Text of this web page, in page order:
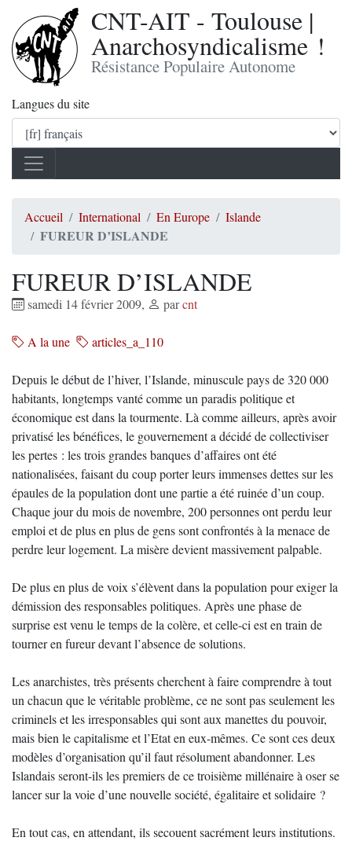
CNT-AIT - Toulouse |
Anarchosyndicalisme !
Résistance Populaire Autonome
Langues du site
Accueil International En Europe Islande
FUREUR D’ISLANDE
FUREUR D’ISLANDE
samedi 14 février 2009, parcnt
A la une articles_a_110
Depuis le début de l’hiver, l’Islande, minuscule pays de 320 000
habitants, longtemps vanté comme un paradis politique et
économique est dans la tourmente. Là comme ailleurs, après avoir
privatisé les bénéfices, le gouvernement a décidé de collectiviser
les pertes : les trois grandes banques d’affaires ont été
nationalisées, faisant du coup porter leurs immenses dettes sur les
épaules de la population dont une partie a été ruinée d’un coup.
Chaque jour du mois de novembre, 200 personnes ont perdu leur
emploi et de plus en plus de gens sont confrontés à la menace de
perdre leur logement. La misère devient massivement palpable.
De plus en plus de voix s’élèvent dans la population pour exiger la
démission des responsables politiques. Après une phase de
surprise est venu le temps de la colère, et celle-ci est en train de
tourner en fureur devant l’absence de solutions.
Les anarchistes, très présents cherchent à faire comprendre à tout
un chacun que le véritable problème, ce ne sont pas seulement les
criminels et les irresponsables qui sont aux manettes du pouvoir,
mais bien le capitalisme et l’Etat en eux-mêmes. Ce sont ces deux
modèles d’organisation qu’il faut résolument abandonner. Les
Islandais seront-ils les premiers de ce troisième millénaire à oser se
lancer sur la voie d’une nouvelle société, égalitaire et solidaire ?
En tout cas, en attendant, ils secouent sacrément leurs institutions.